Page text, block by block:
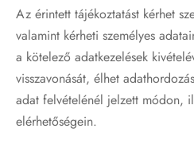
Az érintett tájékoztatást kérhet
valamint kérheti személyes
a kötelező adatkezelések
visszavonását, élhet
adat felvételénél jelzett módon,
elérhetőségein.